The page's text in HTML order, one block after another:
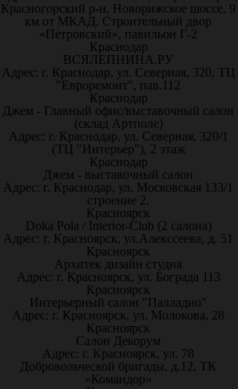
Красногорский р-н, Новорижское шоссе, 9
км от МКАД. Строительный двор
«Петровский», павильон Г-2
Краснодар
ВСЯЛЕПНИНА.РУ
Адрес: г. Краснодар, ул. Северная, 320, ТЦ
"Евроремонт", пав.112
Краснодар
Джем - Главный офис/выставочный салон
(склад Артполе)
Адрес: г. Краснодар, ул. Северная, 320/1
(ТЦ "Интерьер"), 2 этаж
Краснодар
Джем - выставочный салон
Адрес: г. Краснодар, ул. Московская 133/1
строение 2.
Красноярск
Doka Pola / Interior-Club (2 салона)
Адрес: г. Красноярск, ул.Алекссеева, д. 51
Красноярск
Архитек дизайн студия
Адрес: г. Красноярск, ул. Бограда 113
Красноярск
Интерьерный салон "Палладио"
Адрес: г. Красноярск, ул. Молокова, 28
Красноярск
Салон Декорум
Адрес: г. Красноярск, ул. 78
Добровольческой бригады, д.12, ТК
«Командор»